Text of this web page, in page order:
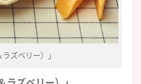
ズベリー）」